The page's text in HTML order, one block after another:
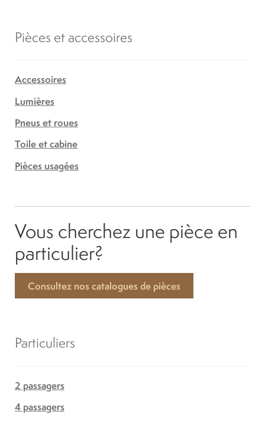
Pièces et accessoires
Accessoires
Lumières
Pneus et roues
Toile et cabine
Pièces usagées
Vous cherchez une pièce en
particulier?
Consultez nos catalogues de pièces
Particuliers
2 passagers
4 passagers